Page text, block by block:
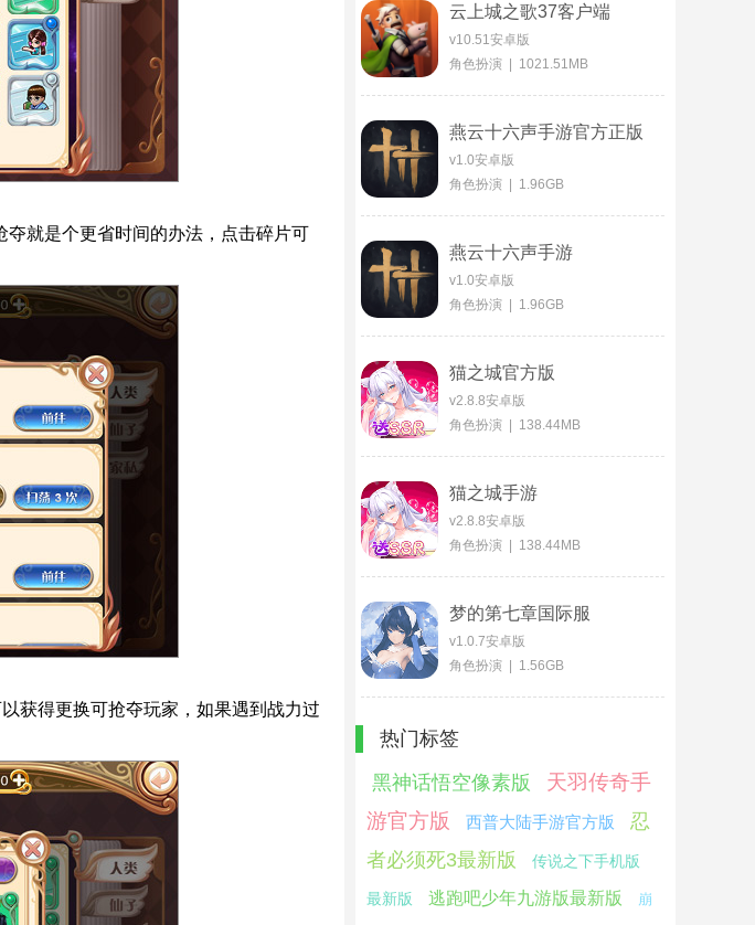
就是个更省时间的办法，点击碎片可
获得更换可抢夺玩家，如果遇到战力过
云上城之歌37客户端
v10.51安卓版
角色扮演 | 1021.51MB
燕云十六声手游官方正版
v1.0安卓版
角色扮演 | 1.96GB
燕云十六声手游
v1.0安卓版
角色扮演 | 1.96GB
猫之城官方版
v2.8.8安卓版
角色扮演 | 138.44MB
猫之城手游
v2.8.8安卓版
角色扮演 | 138.44MB
梦的第七章国际服
v1.0.7安卓版
角色扮演 | 1.56GB
热门标签
黑神话悟空像素版
天羽传奇手
游官方版
西普大陆手游官方版
忍
者必须死3最新版
传说之下手机版
最新版 逃跑吧少年九游版最新版 崩